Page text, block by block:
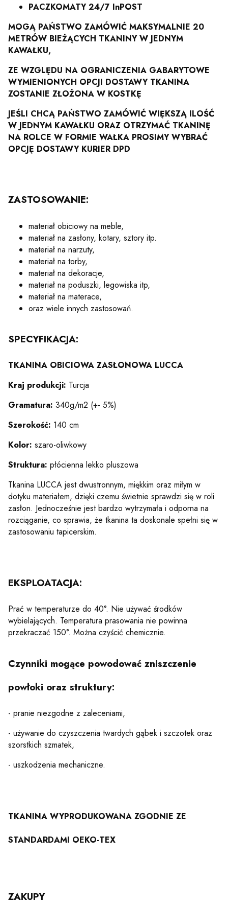
PACZKOMATY 24/7 InPOST
MOGĄ PAŃSTWO ZAMÓWIĆ MAKSYMALNIE 20
METRÓW BIEŻĄCYCH TKANINY W JEDNYM
KAWAŁKU,
ZE WZGLĘDU NA OGRANICZENIA GABARYTOWE
WYMIENIONYCH OPCJI DOSTAWY TKANINA
ZOSTANIE ZŁOŻONA W KOSTKĘ
JEŚLI CHCĄ PAŃSTWO ZAMÓWIĆ WIĘKSZĄ ILOŚĆ
W JEDNYM KAWAŁKU ORAZ OTRZYMAĆ TKANINĘ
NA ROLCE W FORMIE WAŁKA PROSIMY WYBRAĆ
OPCJĘ DOSTAWY KURIER DPD
ZASTOSOWANIE:
materiał obiciowy na meble,
materiał na zasłony, kotary, sztory itp.
materiał na narzuty,
materiał na torby,
materiał na dekoracje,
materiał na poduszki, legowiska itp,
materiał na materace,
oraz wiele innych zastosowań.
SPECYFIKACJA:
TKANINA OBICIOWA ZASŁONOWA LUCCA
Kraj produkcji: Turcja
Gramatura: 340g/m2 (+- 5%)
Szerokość: 140 cm
Kolor: szaro-oliwkowy
Struktura: płócienna lekko pluszowa
Tkanina LUCCA jest dwustronnym, miękkim oraz miłym w
dotyku materiałem, dzięki czemu świetnie sprawdzi się w roli
zasłon. Jednocześnie jest bardzo wytrzymała i odporna na
rozciąganie, co sprawia, że tkanina ta doskonale spełni się w
zastosowaniu tapicerskim.
EKSPLOATACJA:
Prać w temperaturze do 40°. Nie używać środków
wybielających. Temperatura prasowania nie powinna
przekraczać 150°. Można czyścić chemicznie.
Czynniki mogące powodować zniszczenie
powłoki oraz struktury:
- pranie niezgodne z zaleceniami,
- używanie do czyszczenia twardych gąbek i szczotek oraz
szorstkich szmatek,
- uszkodzenia mechaniczne.
TKANINA WYPRODUKOWANA ZGODNIE ZE
STANDARDAMI OEKO-TEX
ZAKUPY